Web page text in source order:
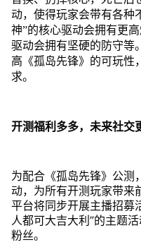
动，使得玩家会带有各种
神”的核心驱动会拥有更
驱动会拥有坚硬的防守等
高《孤岛先锋》的可玩性
求。
开测福利多多，未来社交
为配合《孤岛先锋》公测
动，为所有开测玩家带来
平台将同步开展主播招募
人都可大吉大利”的主题
粉丝。